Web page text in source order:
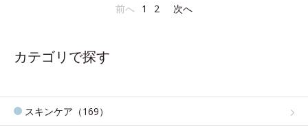
前へ 1 2 次へ
カテゴリで探す
スキンケア（169）